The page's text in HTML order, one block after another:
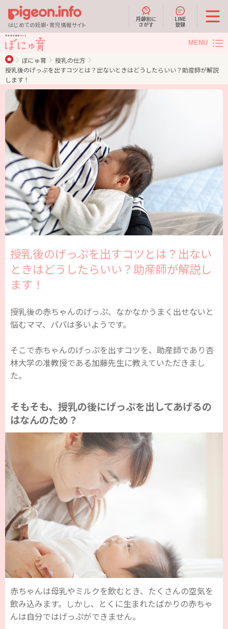
はじめての妊娠・育児情報サイト
月齢別に
さがす
LINE
登録
MENU
ぼにゅ育
授乳の仕方
授乳後のげっぷを出すコツとは？出ないときはどうしたらいい？助産師が解説
します！
授乳後のげっぷを出すコツとは？出ない
ときはどうしたらいい？助産師が解説し
ます！
授乳後の赤ちゃんのげっぷ、なかなかうまく出せないと
悩むママ、パパは多いようです。
そこで赤ちゃんのげっぷを出すコツを、助産師であり杏
林大学の准教授である加藤先生に教えていただきまし
た。
そもそも、授乳の後にげっぷを出してあげるの
はなんのため？
赤ちゃんは母乳やミルクを飲むとき、たくさんの空気を
飲み込みます。しかし、とくに生まれたばかりの赤ちゃ
んは自分ではげっぷができません。